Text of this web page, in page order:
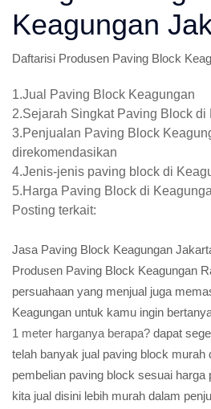
Keagungan
Daftarisi Produsen Paving Block
1.Jual Paving Block Keagungan
2.Sejarah Singkat Paving Block di
3.Penjualan Paving Block
direkomendasikan
4.Jenis-jenis paving block di
5.Harga Paving Block di
Posting terkait:
Jasa Paving Block Keagungan
Produsen Paving Block Keagungan
persuahaan yang menjual juga
Keagungan untuk kamu ingin
1 meter harganya berapa? dapat
telah banyak jual paving block murah
pembelian paving block sesuai
kita jual disini lebih murah dalam